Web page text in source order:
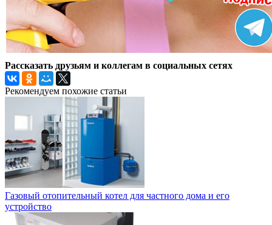
Рассказать друзьям и коллегам в социальных сетях
Рекомендуем похожие статьи
Газовый отопительный котел для частного дома и его
устройство